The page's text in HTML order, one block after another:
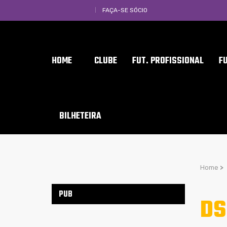
FAÇA-SE SÓCIO
HOME CLUBE FUT. PROFISSIONAL
BILHETEIRA
Home >
PUB